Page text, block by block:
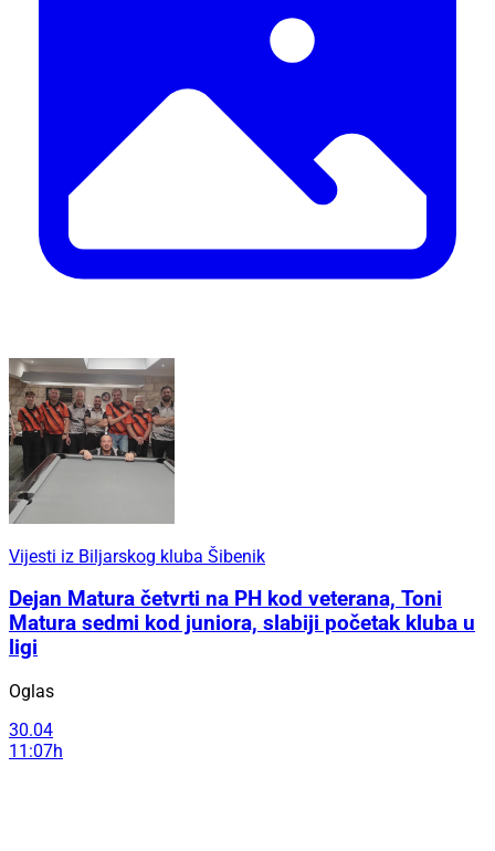
Vijesti iz Biljarskog kluba Šibenik
Dejan Matura četvrti na PH kod veterana, Toni
Matura sedmi kod juniora, slabiji početak kluba u
ligi
Oglas
30.04
11:07h